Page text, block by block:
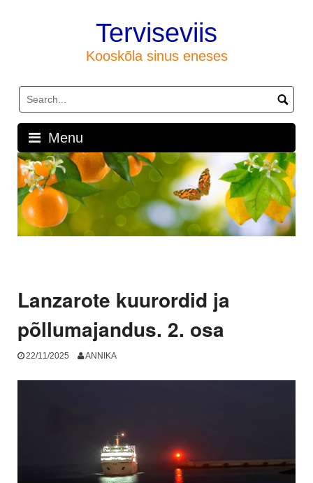
Terviseviis
Kooskõla sinus eneses
Menu
Lanzarote kuurordid ja
põllumajandus. 2. osa
22/11/2025 ANNIKA